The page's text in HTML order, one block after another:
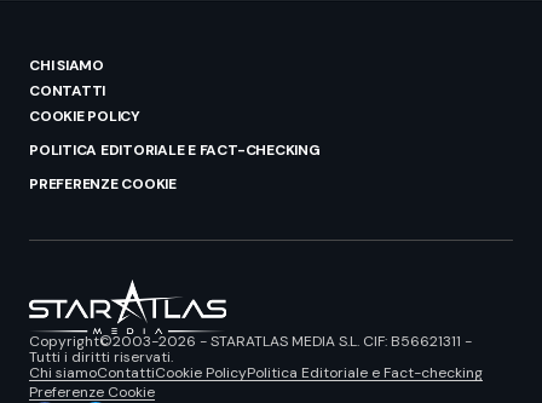
CHI SIAMO
CONTATTI
COOKIE POLICY
POLITICA EDITORIALE E FACT-CHECKING
PREFERENZE COOKIE
Copyright©2003-2026 - STARATLAS MEDIA S.L. CIF: B56621311 -
Tutti i diritti riservati.
Chi siamoContattiCookie PolicyPolitica Editoriale e Fact-checking
Preferenze Cookie